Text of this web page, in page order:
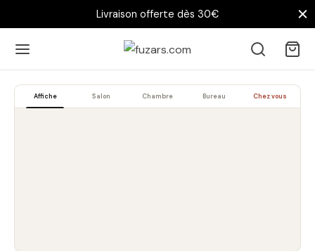
Livraison offerte dès 30€
Affiche Salon Chambre Bureau Chez vous